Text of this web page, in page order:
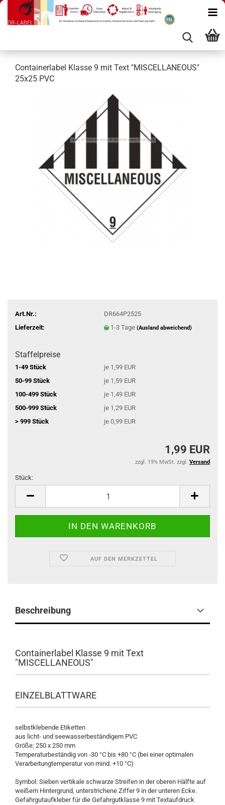
Containerlabel Klasse 9 mit Text "MISCELLANEOUS"
25x25 PVC
Art.Nr.:
DR664P2525
Lieferzeit:
1-3 Tage (Ausland abweichend)
Staffelpreise
1-49 Stück
je 1,99 EUR
50-99 Stück
je 1,59 EUR
100-499 Stück
je 1,49 EUR
500-999 Stück
je 1,29 EUR
> 999 Stück
je 0,99 EUR
1,99 EUR
zzgl. 19% MwSt. zzgl. Versand
Stück:
AUF DEN MERKZETTEL
Beschreibung
Containerlabel Klasse 9 mit Text
"MISCELLANEOUS"
​EINZELBLATTWARE
selbstklebende Etiketten
aus licht- und seewasserbeständigem PVC
Größe: 250 x 250 mm
Temperaturbeständig von -30 °C bis +80 °C (bei einer optimalen
Verarbeitungtemperatur von mind. +10 °C)
Symbol: Sieben vertikale schwarze Streifen in der oberen Hälfte auf
weißem Hintergrund, unterstrichene Ziffer 9 in der unteren Ecke.
Gefahrgutaufkleber für die Gefahrgutklasse 9 mit Textaufdruck